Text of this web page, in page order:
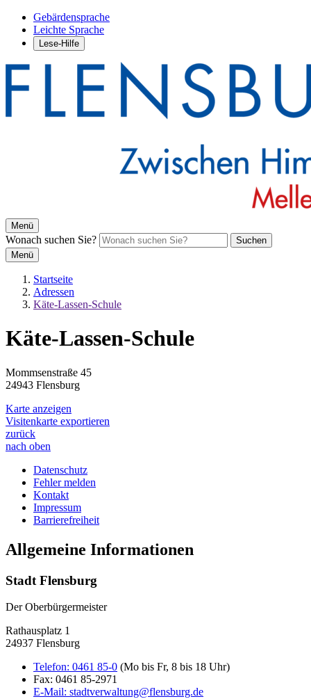
Gebärdensprache
Leichte Sprache
Lese-Hilfe
Menü
Wonach suchen Sie?
Suchen
Menü
Startseite
Adressen
Käte-Lassen-Schule
Käte-Lassen-Schule
Mommsenstraße 45
24943 Flensburg
Karte anzeigen
Visitenkarte exportieren
zurück
nach oben
Datenschutz
Fehler melden
Kontakt
Impressum
Barrierefreiheit
Allgemeine Informationen
Stadt Flensburg
Der Oberbürgermeister
Rathausplatz 1
24937 Flensburg
Telefon: 0461 85-0 (Mo bis Fr, 8 bis 18 Uhr)
Fax: 0461 85-2971
E-Mail: stadtverwaltung@flensburg.de